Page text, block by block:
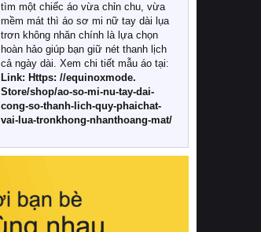
1. Tại sao các gia đình hiện đại lại ưa
chuộng chăn ga gối đệm cao cấp?
Khác với các dòng sản phẩm thông
thường, những bộ chăn ga gối đệm
cao cấp trải qua quy trình sản xuất
nghiêm ngặt từ khâu chọn lọc nguyên
liệu tự nhiên đến công nghệ dệt
nhuộm hiện đại không chứa hóa chất
này, bạn sẽ cảm nhận rõ rệt sự khác
hồi chuẩn xác của phần đệm nâng đỡ
cột sống.
tìm một chiếc áo vừa chỉn chu, vừa
mềm mát thì áo sơ mi nữ tay dài lụa
trơn không nhăn chính là lựa chọn
hoàn hảo giúp bạn giữ nét thanh lịch
cả ngày dài. Xem chi tiết mẫu áo tại:
Link: Https: //equinoxmode.
Store/shop/ao-so-mi-nu-tay-dai-
cong-so-thanh-lich-quy-phaichat-
vai-lua-tronkhong-nhanthoang-mat/